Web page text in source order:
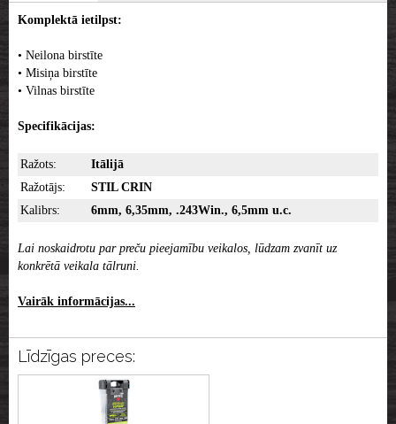
Komplektā ietilpst:
• Neilona birstīte
• Misiņa birstīte
• Vilnas birstīte
Specifikācijas:
Ražots:
Itālijā
Ražotājs:
STIL CRIN
Kalibrs:
6mm, 6,35mm, .243Win., 6,5mm u.c.
Lai noskaidrotu par preču pieejamību veikalos, lūdzam zvanīt uz
konkrētā veikala tālruni.
Vairāk informācijas...
Līdzīgas preces: